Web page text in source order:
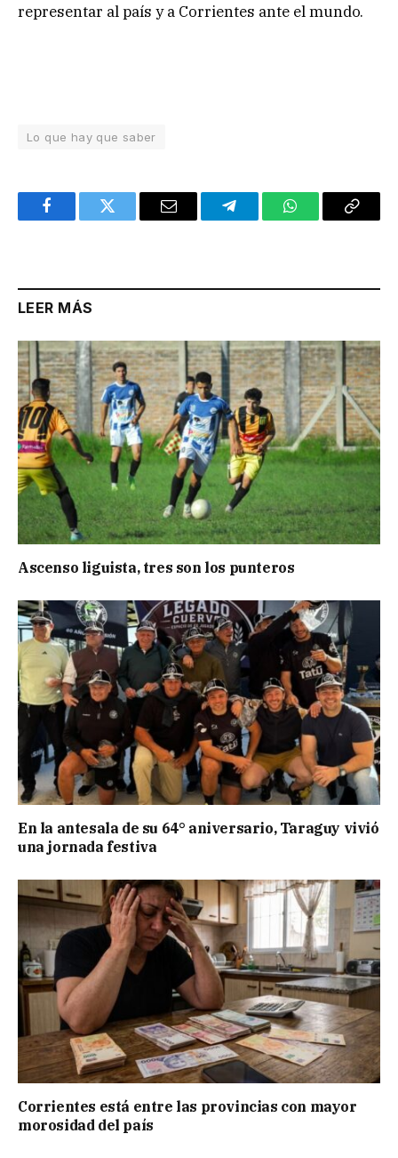
representar al país y a Corrientes ante el mundo.
Lo que hay que saber
FacebookTwitter Email TelegramWhatsAppCopy
LEER MÁS
Ascenso liguista, tres son los punteros
En la antesala de su 64° aniversario, Taraguy vivió
una jornada festiva
Corrientes está entre las provincias con mayor
morosidad del país